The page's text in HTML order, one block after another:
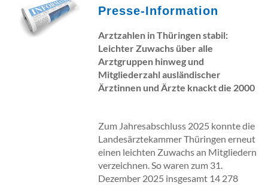
Presse-Information
Arztzahlen in Thüringen stabil:
Leichter Zuwachs über alle
Arztgruppen hinweg und
Mitgliederzahl ausländischer
Ärztinnen und Ärzte knackt die 2000
Zum Jahresabschluss 2025 konnte die
Landesärztekammer Thüringen erneut
einen leichten Zuwachs an Mitgliedern
verzeichnen. So waren zum 31.
Dezember 2025 insgesamt 14 278